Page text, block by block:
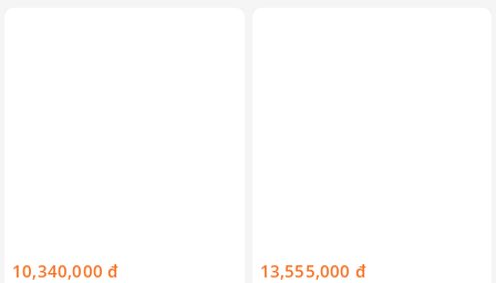
10,340,000 đ 13,555,000 đ